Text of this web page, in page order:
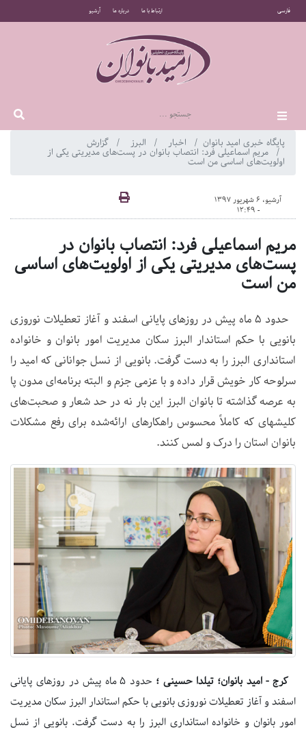
فارسی ارتباط با ما درباره ما آرشیو
پایگاه خبری امید بانوان اخبار البرز گزارش
مریم اسماعیلی فرد: انتصاب بانوان در پست‌های مدیریتی یکی از
اولویت‌های اساسی من است
آرشیو، 6 شهریور 1397
- 12:49
مریم اسماعیلی فرد: انتصاب بانوان در
پست‌های مدیریتی یکی از اولویت‌های اساسی
من است
حدود 5 ماه پیش در روزهای پایانی اسفند و آغاز تعطیلات نوروزی
بانویی با حکم استاندار البرز سکان مدیریت امور بانوان و خانواده
استانداری البرز را به دست گرفت. بانویی از نسل جوانانی که امید را
سرلوحه کار خویش قرار داده و با عزمی جزم و البته برنامه‌ای مدون پا
به عرصه گذاشته تا بانوان البرز این بار نه در حد شعار و صحبت‌های
کلیشه‎ای که کاملاً محسوس راهکارهای ارائه‌شده برای رفع مشکلات
بانوان استان را درک و لمس کنند.
کرج - امید بانوان؛ تیلدا حسینی ؛
حدود 5 ماه پیش در روزهای پایانی
اسفند و آغاز تعطیلات نوروزی بانویی با حکم استاندار البرز سکان مدیریت
امور بانوان و خانواده استانداری البرز را به دست گرفت. بانویی از نسل